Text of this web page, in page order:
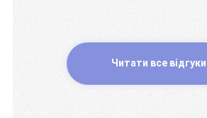
Читати все відгуки